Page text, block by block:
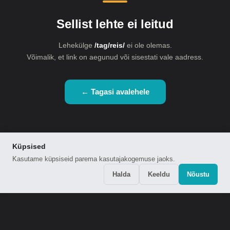
Sellist lehte ei leitud
Lehekülge /tag/reis/ei ole olemas.
Võimalik, et link on aegunud või sisestati vale aadress.
← Tagasi avalehele
Küpsised
Kasutame küpsiseid parema kasutajakogemuse jaoks.
Halda
Keeldu Nõustu